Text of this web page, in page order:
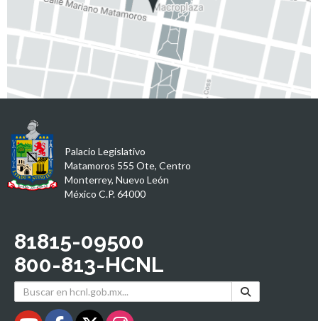
Palacio Legislativo
Matamoros 555 Ote, Centro
Monterrey, Nuevo León
México C.P. 64000
81815-09500
800-813-HCNL